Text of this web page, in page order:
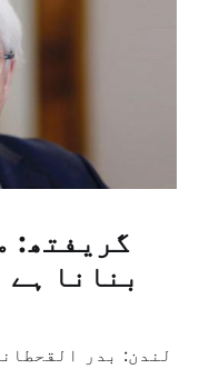
گریفتھ:
بنانا ہے
لندن: بدر